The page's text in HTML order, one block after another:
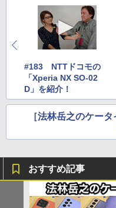
#183 NTTドコモの
「Xperia NX SO-02
D」を紹介！
［法林岳之のケー
おすすめ記事